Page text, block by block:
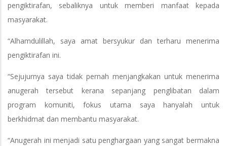
pengiktirafan, sebaliknya untuk memberi manfaat kepada
masyarakat.
“Alhamdulillah, saya amat bersyukur dan terharu menerima
pengiktirafan ini.
“Sejujurnya saya tidak pernah menjangkakan untuk menerima
anugerah tersebut kerana sepanjang penglibatan dalam
program komuniti, fokus utama saya hanyalah untuk
berkhidmat dan membantu masyarakat.
“Anugerah ini menjadi satu penghargaan yang sangat bermakna